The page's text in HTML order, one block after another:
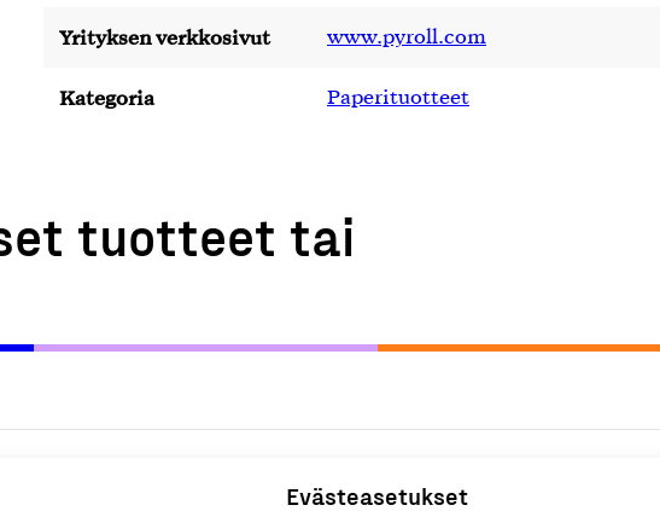
Evästeasetukset
Yrityksen verkkosivut www.pyroll.com
Kategoria Paperituotteet
tuotteet tai